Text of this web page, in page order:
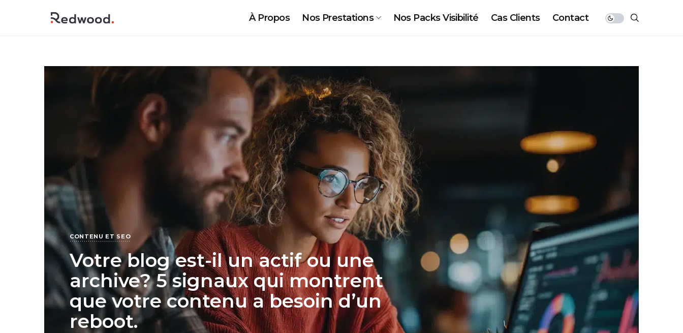
À Propos Nos Prestations Nos Packs Visibilité Cas Clients Contact
CONTENU ET SEO
Votre blog est-il un actif ou une
archive? 5 signaux qui montrent
que votre contenu a besoin d’un
reboot.